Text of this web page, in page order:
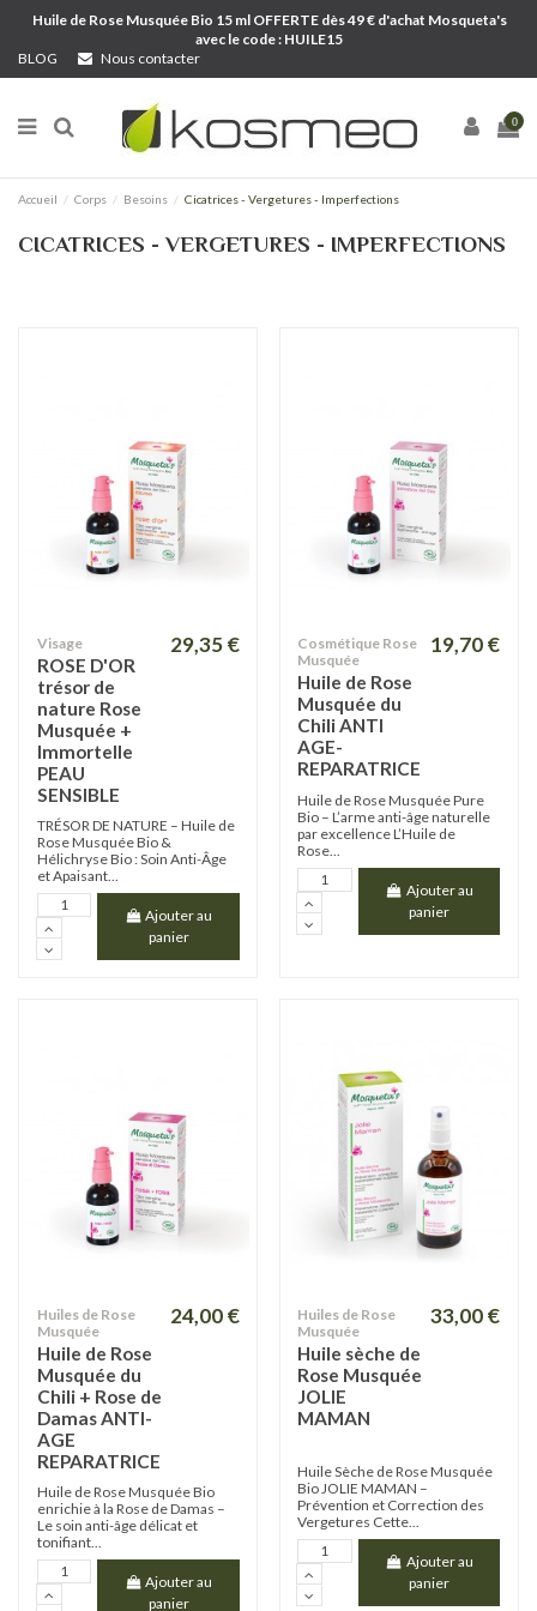
Huile de Rose Musquée Bio 15 ml OFFERTE dès 49 € d'achat Mosqueta's
avec le code : HUILE15
BLOG
Nous contacter
0
Accueil Corps Besoins Cicatrices - Vergetures - Imperfections
CICATRICES - VERGETURES - IMPERFECTIONS
Visage
ROSE D'OR
trésor de
nature Rose
Musquée +
Immortelle
PEAU
SENSIBLE
29,35 €
TRÉSOR DE NATURE – Huile de
Rose Musquée Bio &
Hélichryse Bio : Soin Anti-Âge
et Apaisant...
Ajouter au
panier
Cosmétique Rose
Musquée
Huile de Rose
Musquée du
Chili ANTI
AGE-
REPARATRICE
19,70 €
Huile de Rose Musquée Pure
Bio – L’arme anti-âge naturelle
par excellence L’Huile de
Rose...
Ajouter au
panier
Huiles de Rose
Musquée
Huile de Rose
Musquée du
Chili + Rose de
Damas ANTI-
AGE
REPARATRICE
24,00 €
Huile de Rose Musquée Bio
enrichie à la Rose de Damas –
Le soin anti-âge délicat et
tonifiant...
Ajouter au
panier
Huiles de Rose
Musquée
Huile sèche de
Rose Musquée
JOLIE
MAMAN
33,00 €
Huile Sèche de Rose Musquée
Bio JOLIE MAMAN –
Prévention et Correction des
Vergetures Cette...
Ajouter au
panier